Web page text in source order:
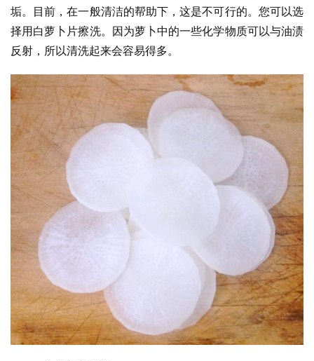
垢。目前，在一般清洁的帮助下，这是不可行的。您可以选
择用白萝卜片擦洗。因为萝卜中的一些化学物质可以与油渍
反射，所以清洗起来会容易得多。